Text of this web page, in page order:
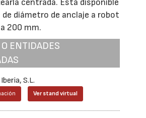
centrada. Está disponible
diámetro de anclaje a robot
200 mm.
ENTIDADES
S.L.
Ver stand virtual